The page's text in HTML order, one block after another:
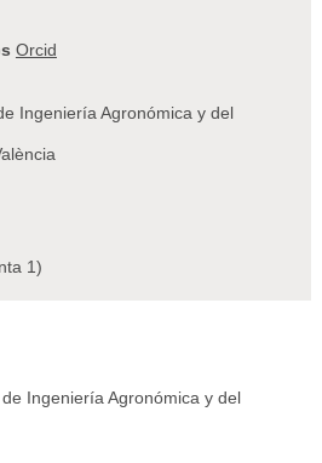
Orcid
Ingeniería Agronómica y del
1)
Ingeniería Agronómica y del